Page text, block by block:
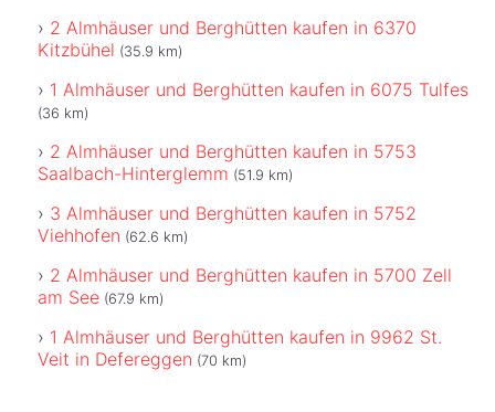
2 Almhäuser und Berghütten kaufen in 6370
Kitzbühel (35.9 km)
1 Almhäuser und Berghütten kaufen in 6075 Tulfes
(36 km)
2 Almhäuser und Berghütten kaufen in 5753
Saalbach-Hinterglemm (51.9 km)
3 Almhäuser und Berghütten kaufen in 5752
Viehhofen (62.6 km)
2 Almhäuser und Berghütten kaufen in 5700 Zell
am See (67.9 km)
1 Almhäuser und Berghütten kaufen in 9962 St.
Veit in Defereggen (70 km)